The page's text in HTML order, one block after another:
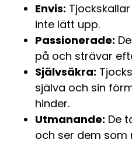
Envis:
inte lätt upp.
Passionerade:
på och strävar
Självsäkra:
själva och sin
hinder.
Utmanande: De
och ser dem som